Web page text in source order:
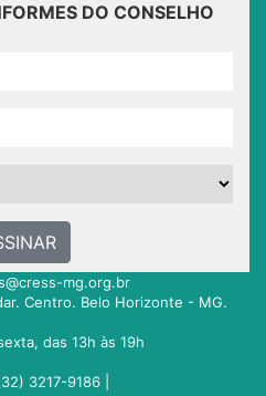
DO CONSELHO
mg.org.br
Centro. Belo Horizonte - MG.
das 13h às 19h
3217-9186 |